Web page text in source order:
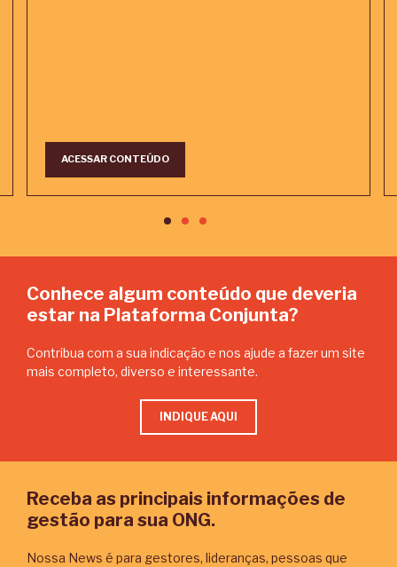
ACESSAR CONTEÚDO
Conhece algum conteúdo que deveria
estar na Plataforma Conjunta?
Contribua com a sua indicação e nos ajude a fazer um site
mais completo, diverso e interessante.
INDIQUE AQUI
Receba as principais informações de
gestão para sua ONG.
Nossa News é para gestores, lideranças, pessoas que